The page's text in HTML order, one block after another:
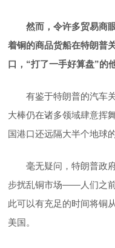
然而，令许多贸易商
着铜的商品货船在特朗普
口，“打了一手好算盘”
有鉴于特朗普的汽车关
大棒仍在诸多领域肆意挥
国港口还远隔大半个地球
毫无疑问，特朗普政府
步扰乱铜市场——人们之
此可以有充足的时间将铜
美国。